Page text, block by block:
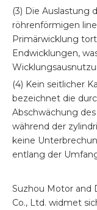
(3) Die Auslastung
röhrenförmigen
Primärwicklung
Endwicklungen,
(4) Kein seitlicher
bezeichnet die
Abschwächung
während der
keine
entlang der
Suzhou Motor and
Co., Ltd. widmet